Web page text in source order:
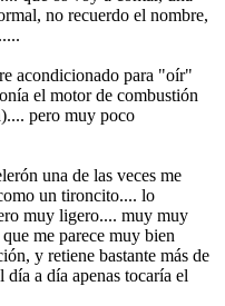
no recuerdo el nombre,
acondicionado para "oír"
el motor de combustión
pero muy poco
una de las veces me
un tironcito.... lo
muy ligero.... muy muy
me parece muy bien
y retiene bastante más de
a día apenas tocaría el